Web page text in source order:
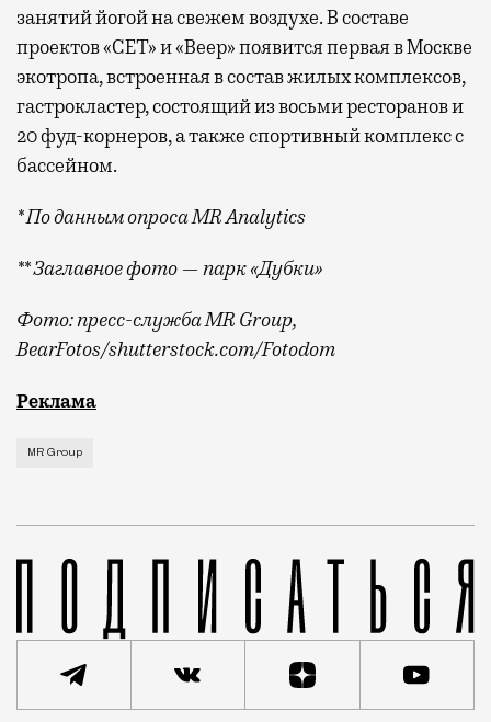
занятий йогой на свежем воздухе. В составе
проектов «СЕТ» и «Веер»появитсяпервая в Москве
экотропа, встроенная в состав жилых комплексов,
гастрокластер, состоящий из восьми ресторанов и
20 фуд-корнеров, а также спортивный комплекс с
бассейном.
* По данным опроса MR Analytics
** Заглавное фото — парк «Дубки»
Фото: пресс-служба MR Group,
BearFotos/shutterstock.com/Fotodom
Квадратные метры, планировки, вид из
Реклама
MR Group